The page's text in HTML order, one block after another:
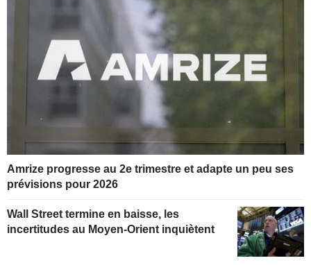
Amrize progresse au 2e trimestre et adapte un peu ses
prévisions pour 2026
Wall Street termine en baisse, les
incertitudes au Moyen-Orient inquiètent